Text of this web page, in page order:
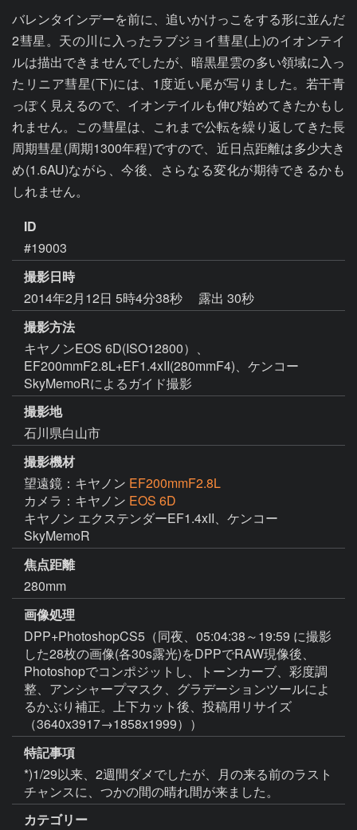
バレンタインデーを前に、追いかけっこをする形に並んだ
2彗星。天の川に入ったラブジョイ彗星(上)のイオンテイ
ルは描出できませんでしたが、暗黒星雲の多い領域に入っ
たリニア彗星(下)には、1度近い尾が写りました。若干青
っぽく見えるので、イオンテイルも伸び始めてきたかもし
れません。この彗星は、これまで公転を繰り返してきた長
周期彗星(周期1300年程)ですので、近日点距離は多少大き
め(1.6AU)ながら、今後、さらなる変化が期待できるかも
しれません。
ID
#19003
撮影日時
2014年2月12日 5時4分38秒
露出 30秒
撮影方法
キヤノンEOS 6D(ISO12800）、
EF200mmF2.8L+EF1.4xII(280mmF4)、ケンコー
SkyMemoRによるガイド撮影
撮影地
石川県白山市
撮影機材
望遠鏡：キヤノン EF200mmF2.8L
カメラ：キヤノン EOS 6D
キヤノン エクステンダーEF1.4xII、ケンコー
SkyMemoR
焦点距離
280mm
画像処理
DPP+PhotoshopCS5（同夜、05:04:38～19:59 に撮影
した28枚の画像(各30s露光)をDPPでRAW現像後、
Photoshopでコンポジットし、トーンカーブ、彩度調
整、アンシャープマスク、グラデーションツールによ
るかぶり補正。上下カット後、投稿用リサイズ
（3640x3917→1858x1999））
特記事項
*)1/29以来、2週間ダメでしたが、月の来る前のラスト
チャンスに、つかの間の晴れ間が来ました。
カテゴリー